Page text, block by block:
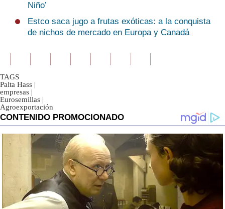
Niño’
Estco saca jugo a frutas exóticas: a la conquista
de nichos de mercado en Europa y Canadá
TAGS
Palta Hass |
empresas |
Eurosemillas |
Agroexportación